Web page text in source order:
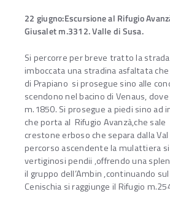
22 giugno:Escursione al Rifugio
Giusalet m.3312. Valle di Susa.
Si percorre per breve tratto la
imboccata una stradina asfaltata
di Prapiano si prosegue sino alle
scendono nel bacino di Venaus,
m.1850. Si prosegue a piedi sino ad
che porta al Rifugio Avanzà,che sale
crestone erboso che separa dalla Val
percorso ascendente la mulattiera
vertiginosi pendii ,offrendo una
il gruppo dell’Ambin ,continuando
Cenischia si raggiunge il Rifugio